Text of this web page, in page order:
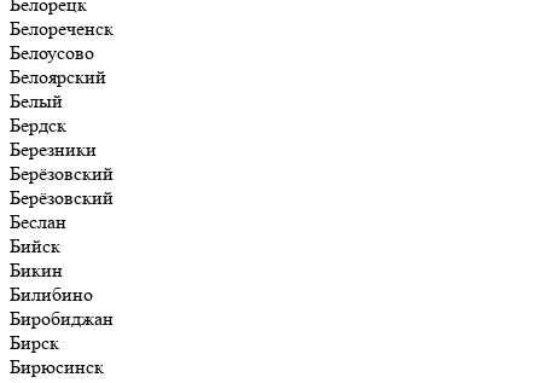
Белореченск
Белоусово
Белоярский
Белый
Бердск
Березники
Берёзовский
Берёзовский
Беслан
Бийск
Бикин
Билибино
Биробиджан
Бирск
Бирюсинск